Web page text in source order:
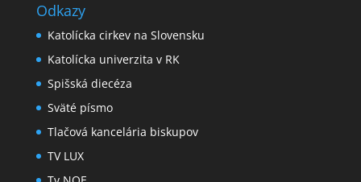
Odkazy
Katolícka cirkev na Slovensku
Katolícka univerzita v RK
Spišská diecéza
Sväté písmo
Tlačová kancelária biskupov
TV LUX